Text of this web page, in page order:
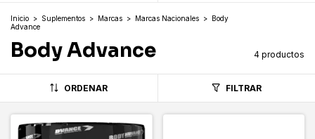
Inicio > Suplementos > Marcas > Marcas Nacionales > Body
Advance
Body Advance 4 productos
ORDENAR FILTRAR